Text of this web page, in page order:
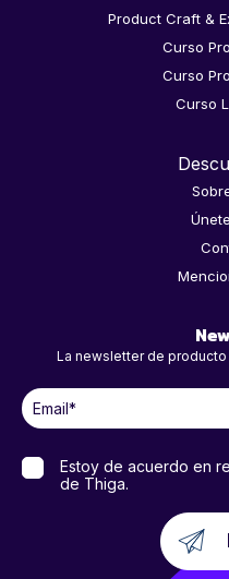
Product Craft &
Curso
Curso
Curso
La newsletter de
Estoy de acuerdo en
de Thiga.